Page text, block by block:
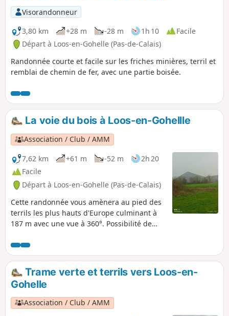
Visorandonneur
3,80 km
+28 m -28 m 1h 10
Facile
Départ à Loos-en-Gohelle (Pas-de-Calais)
Randonnée courte et facile sur les friches minières, terril et
remblai de chemin de fer, avec une partie boisée.
La voie du bois à Loos-en-Gohellle
Association / Club / AMM
7,62 km
+61 m -52 m
2h 20
Facile
Départ à Loos-en-Gohelle (Pas-de-Calais)
Cette randonnée vous amènera au pied des
terrils les plus hauts d'Europe culminant à
187 m avec une vue à 360°. Possibilité de
courageux
Trame verte et terrils vers Loos-en-
Gohelle
Association / Club / AMM